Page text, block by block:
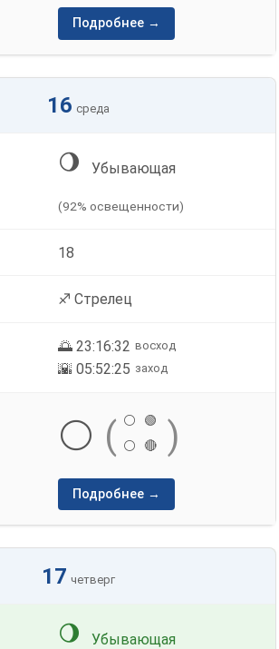
Подробнее →
16 среда
🌖 Убывающая
(92% освещенности)
18
♐ Стрелец
🌅 23:16:32 восход
🌇 05:52:25 заход
⚪ ( ⚪
🟢
⚪
🔴 )
Подробнее →
17 четверг
🌖 Убывающая